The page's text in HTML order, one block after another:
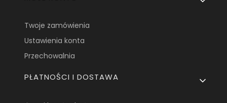
Twoje zamówienia
Ustawienia konta
Przechowalnia
PŁATNOŚCI I DOSTAWA